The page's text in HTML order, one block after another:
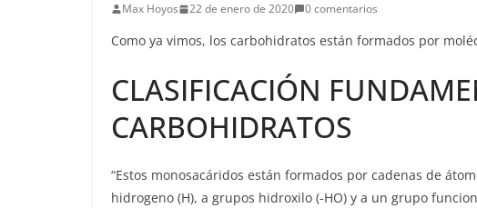
Max Hoyos 22 de enero de 2020 0 comentarios
Como ya vimos, los carbohidratos están formados por
CLASIFICACIÓN
CARBOHIDRATOS
“Estos monosacáridos están formados por cadenas de
hidrogeno (H), a grupos hidroxilo (-HO) y a un grupo